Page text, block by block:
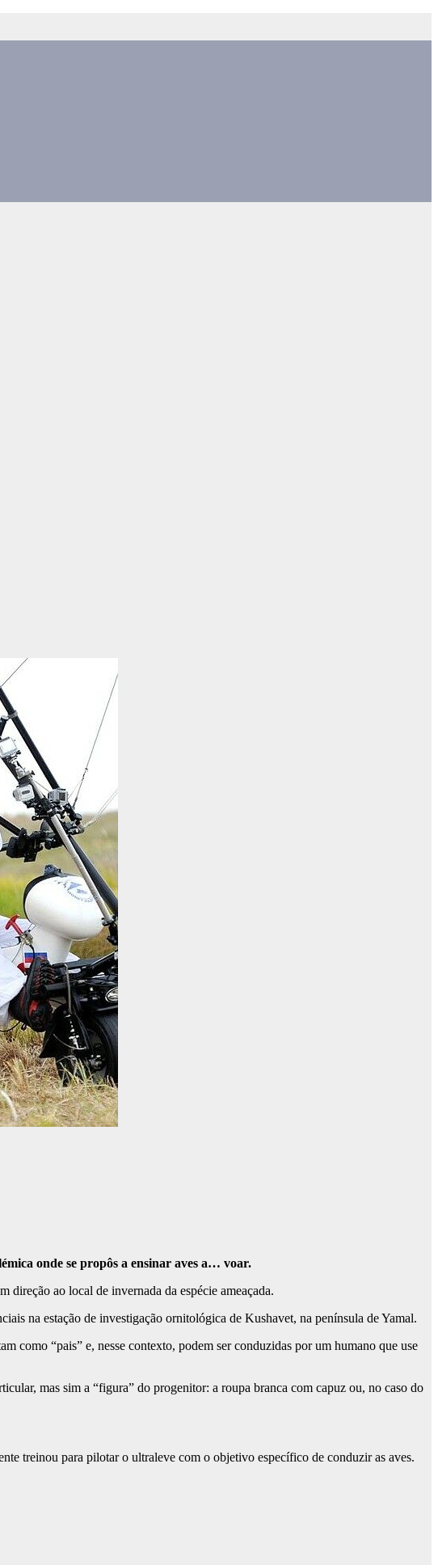
onde se propôs a ensinar aves a… voar.
ao local de invernada da espécie ameaçada.
na estação de investigação ornitológica de Kushavet, na península de Yamal.
como “pais” e, nesse contexto, podem ser conduzidas por um humano que use
mas sim a “figura” do progenitor: a roupa branca com capuz ou, no caso do
treinou para pilotar o ultraleve com o objetivo específico de conduzir as aves.